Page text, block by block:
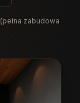
zabudowa